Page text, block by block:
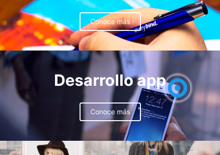
Conoce más
Desarrollo app
Conoce más